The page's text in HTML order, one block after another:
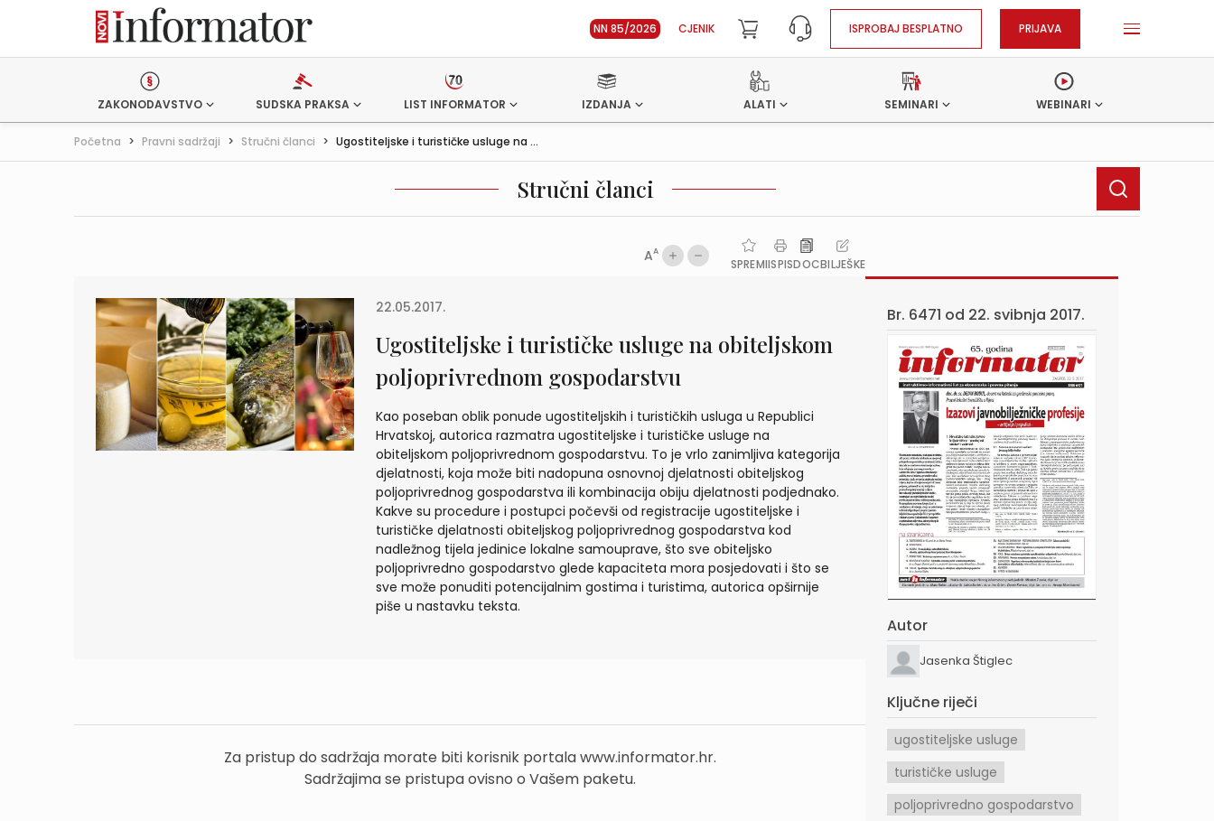
NN 85/2026 CJENIK ISPROBAJ BESPLATNO PRIJAVA
ZAKONODAVSTVO SUDSKA PRAKSA LIST INFORMATOR IZDANJA ALATI SEMINARI WEBINARI
Početna > Pravni sadržaji > Stručni članci > Ugostiteljske i turističke usluge na ...
Stručni članci
AA
SPREMIISPISDOCBILJEŠKE
22.05.2017.
Ugostiteljske i turističke usluge na obiteljskom
poljoprivrednom gospodarstvu
Kao poseban oblik ponude ugostiteljskih i turističkih usluga u Republici
Hrvatskoj, autorica razmatra ugostiteljske i turističke usluge na
obiteljskom poljoprivrednom gospodarstvu. To je vrlo zanimljiva kategorija
djelatnosti, koja može biti nadopuna osnovnoj djelatnosti obiteljskog
poljoprivrednog gospodarstva ili kombinacija obiju djelatnosti podjednako.
Kakve su procedure i postupci počevši od registracije ugostiteljske i
turističke djelatnosti obiteljskog poljoprivrednog gospodarstva kod
nadležnog tijela jedinice lokalne samouprave, što sve obiteljsko
poljoprivredno gospodarstvo glede kapaciteta mora posjedovati i što se
sve može ponuditi potencijalnim gostima i turistima, autorica opširnije
piše u nastavku teksta.
Za pristup do sadržaja morate biti korisnik portala www.informator.hr.
Sadržajima se pristupa ovisno o Vašem paketu.
Br. 6471 od 22. svibnja 2017.
Autor
Jasenka Štiglec
Ključne riječi
ugostiteljske usluge
turističke usluge
poljoprivredno gospodarstvo